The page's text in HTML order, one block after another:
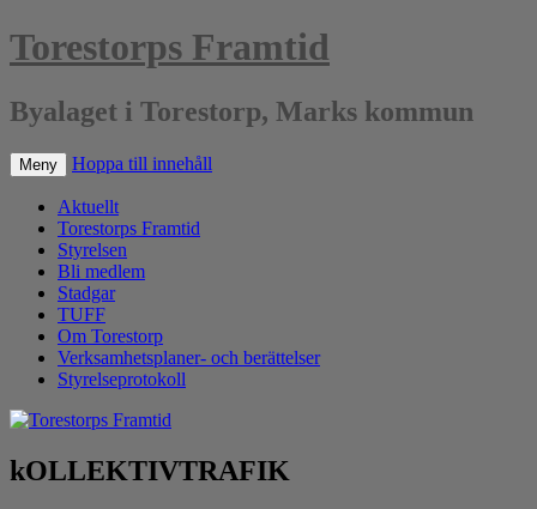
Torestorps Framtid
Byalaget i Torestorp, Marks kommun
Meny Hoppa till innehåll
Aktuellt
Torestorps Framtid
Styrelsen
Bli medlem
Stadgar
TUFF
Om Torestorp
Verksamhetsplaner- och berättelser
Styrelseprotokoll
kOLLEKTIVTRAFIK